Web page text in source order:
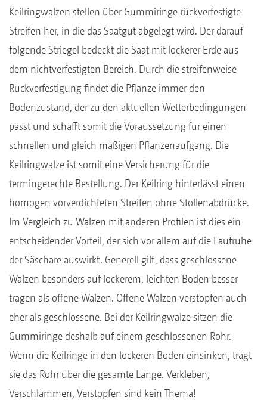
Keilringwalzen stellen über Gummiringe rückverfestigte
Streifen her, in die das Saatgut abgelegt wird. Der darauf
folgende Striegel bedeckt die Saat mit lockerer Erde aus
dem nichtverfestigten Bereich. Durch die streifenweise
Rückverfestigung findet die Pflanze immer den
Bodenzustand, der zu den aktuellen Wetterbedingungen
passt und schafft somit die Voraussetzung für einen
schnellen und gleich mäßigen Pflanzenaufgang. Die
Keilringwalze ist somit eine Versicherung für die
termingerechte Bestellung. Der Keilring hinterlässt einen
homogen vorverdichteten Streifen ohne Stollenabdrücke.
Im Vergleich zu Walzen mit anderen Profilen ist dies ein
entscheidender Vorteil, der sich vor allem auf die Laufruhe
der Säschare auswirkt. Generell gilt, dass geschlossene
Walzen besonders auf lockerem, leichten Boden besser
tragen als offene Walzen. Offene Walzen verstopfen auch
eher als geschlossene. Bei der Keilringwalze sitzen die
Gummiringe deshalb auf einem geschlossenen Rohr.
Wenn die Keilringe in den lockeren Boden einsinken, trägt
sie das Rohr über die gesamte Länge. Verkleben,
Verschlämmen, Verstopfen sind kein Thema!